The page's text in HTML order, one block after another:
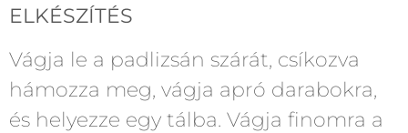
ELKÉSZÍTÉS
Vágja le a padlizsán szárát, csíkozva
hámozza meg, vágja apró darabokra,
és helyezze egy tálba. Vágja finomra a